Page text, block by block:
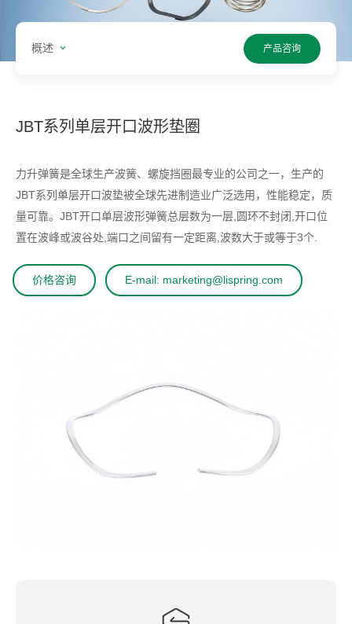
概述 产品咨询
JBT系列单层开口波形垫圈
力升弹簧是全球生产波簧、螺旋挡圈最专业的公司之一，生产的
JBT系列单层开口波垫被全球先进制造业广泛选用，性能稳定，质
量可靠。JBT开口单层波形弹簧总层数为一层,圆环不封闭,开口位
置在波峰或波谷处,端口之间留有一定距离,波数大于或等于3个.
价格咨询 E-mail: marketing@lispring.com